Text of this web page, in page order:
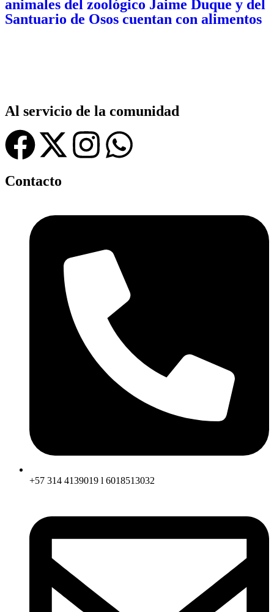
animales del zoológico Jaime Duque y del
Santuario de Osos cuentan con alimentos
Al servicio de la comunidad
Contacto
+57 314 4139019 l 6018513032